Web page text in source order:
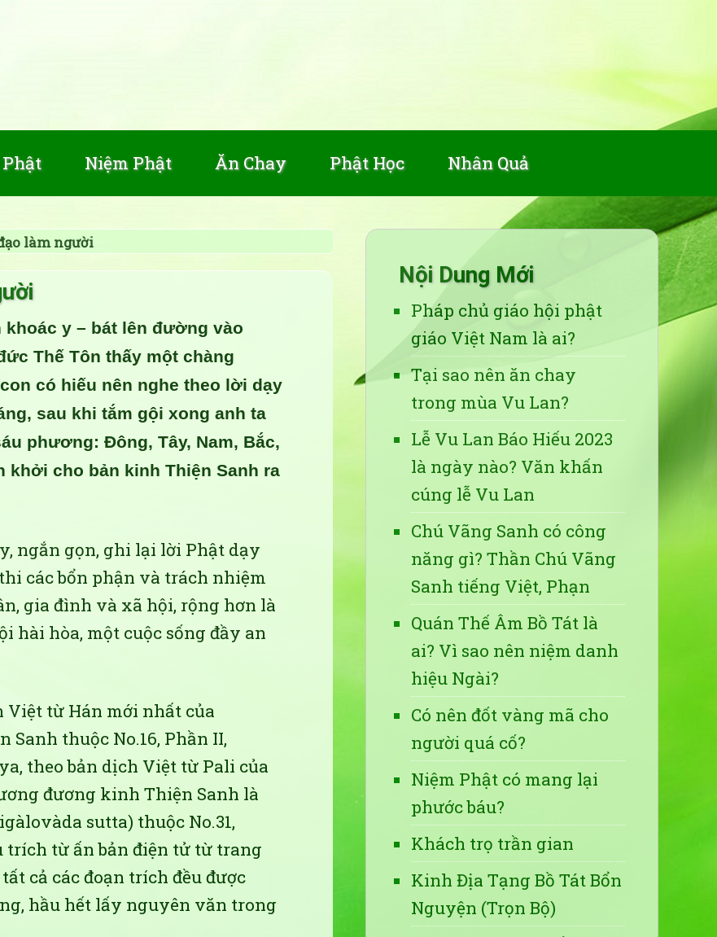
Niệm Phật Ăn Chay Phật Học Nhân Quả
làm người
y – bát lên đường vào
Thế Tôn thấy một chàng
có hiếu nên nghe theo lời dạy
sau khi tắm gội xong anh ta
phương: Đông, Tây, Nam, Bắc,
cho bản kinh Thiện Sanh ra
ngắn gọn, ghi lại lời Phật dạy
các bổn phận và trách nhiệm
gia đình và xã hội, rộng hơn là
hài hòa, một cuộc sống đầy an
Việt từ Hán mới nhất của
thuộc No.16, Phần II,
theo bản dịch Việt từ Pali của
đương kinh Thiện Sanh là
sutta) thuộc No.31,
trích từ ấn bản điện tử từ trang
cả các đoạn trích đều được
hầu hết lấy nguyên văn trong
Nội Dung Mới
Pháp chủ giáo hội phật
giáo Việt Nam là ai?
Tại sao nên ăn chay
trong mùa Vu Lan?
Lễ Vu Lan Báo Hiếu 2023
là ngày nào? Văn khấn
cúng lễ Vu Lan
Chú Vãng Sanh có công
năng gì? Thần Chú Vãng
Sanh tiếng Việt, Phạn
Quán Thế Âm Bồ Tát là
ai? Vì sao nên niệm danh
hiệu Ngài?
Có nên đốt vàng mã cho
người quá cố?
Niệm Phật có mang lại
phước báu?
Khách trọ trần gian
Kinh Địa Tạng Bồ Tát Bổn
Nguyện (Trọn Bộ)